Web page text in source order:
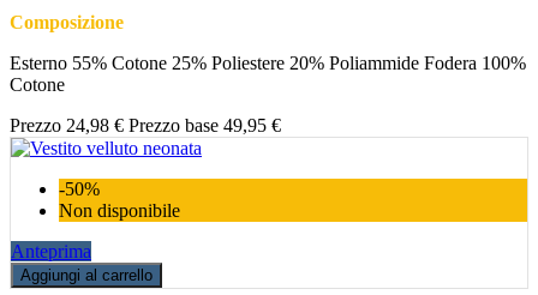
Composizione
Esterno 55% Cotone 25% Poliestere 20% Poliammide Fodera 100%
Cotone
Prezzo 24,98 € Prezzo base 49,95 €
-50%
Non disponibile
Anteprima
Aggiungi al carrello